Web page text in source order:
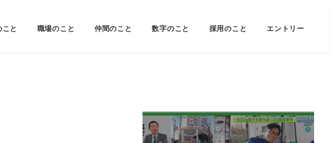
と 職場のこと 仲間のこと 数字のこと 採用のこと エントリー
e➝ASに認定されまし